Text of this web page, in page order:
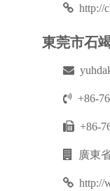
http://
東莞市石
+86-
+86-
廣東
http://